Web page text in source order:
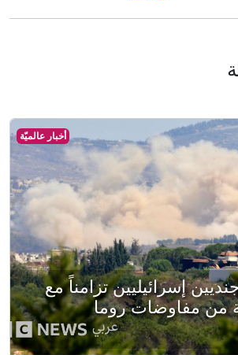
أخبار عالميّة
إسرائيليين تزامناً مع
من مفاوضات روما